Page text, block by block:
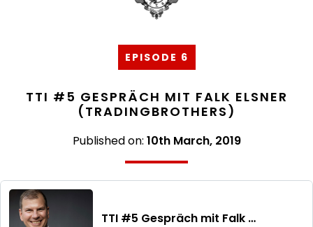
EPISODE 6
TTI #5 GESPRÄCH MIT FALK ELSNER
(TRADINGBROTHERS)
Published on: 10th March, 2019